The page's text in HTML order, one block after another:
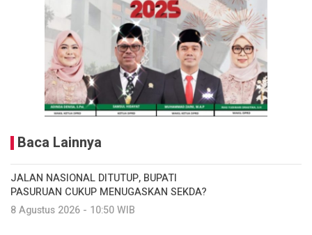
Baca Lainnya
JALAN NASIONAL DITUTUP, BUPATI
PASURUAN CUKUP MENUGASKAN SEKDA?
8 Agustus 2026 - 10:50 WIB